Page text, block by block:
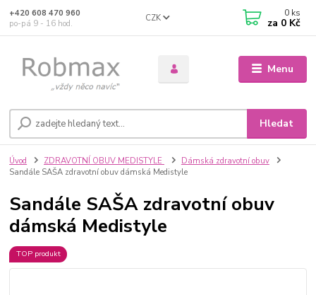
Menu
CZK
Hledat
+420 608 470 960
po-pá 9 - 16 hod.
0 ks
za 0 Kč
Úvod ZDRAVOTNÍ OBUV MEDISTYLE
Dámská zdravotní obuv
Sandále SAŠA zdravotní obuv dámská Medistyle
Sandále SAŠA zdravotní obuv
dámská Medistyle
TOP produkt